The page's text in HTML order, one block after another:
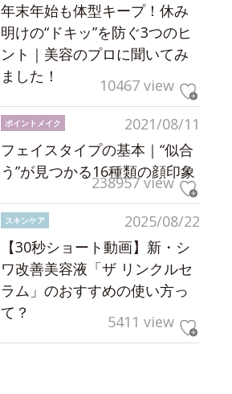
年末年始も体型キープ！休み
明けの“ドキッ”を防ぐ3つのヒ
ント｜美容のプロに聞いてみ
ました！
10467 view
2021/08/11
ポイントメイク
フェイスタイプの基本｜“似合
う”が見つかる16種類の顔印象
238957 view
2025/08/22
スキンケア
【30秒ショート動画】新・シ
ワ改善美容液「ザ リンクルセ
ラム」のおすすめの使い方っ
て？
5411 view